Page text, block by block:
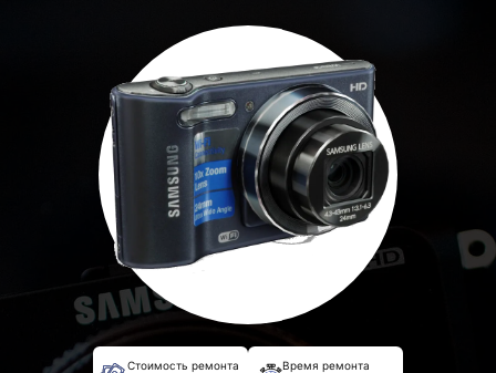
Стоимость ремонта Время ремонта